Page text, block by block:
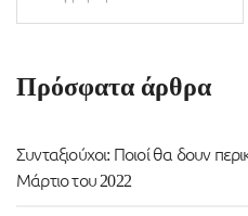
Πρόσφατα άρθρα
Συνταξιούχοι: Ποιοί θα δουν
Μάρτιο του 2022